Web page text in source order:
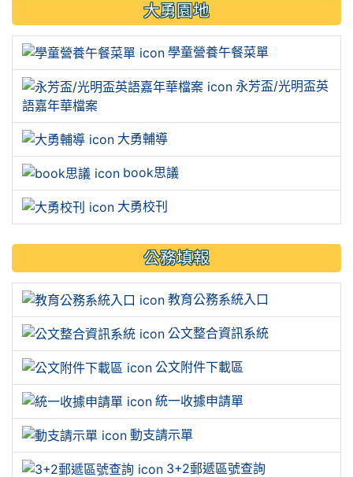
大勇園地
學童營養午餐菜單
永芳盃/光明盃英
語嘉年華檔案
大勇輔導
book思議
大勇校刊
公務填報
教育公務系統入口
公文整合資訊系統
公文附件下載區
統一收據申請單
動支請示單
3+2郵遞區號查詢